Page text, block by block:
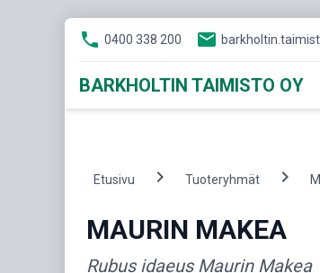
phone 0400 338 200 email
BARKHOLTIN TAIMISTO OY
Etusivu chevron_right Tuoteryhmät chevron_right
MAURIN MAKEA
Rubus idaeus Maurin Makea